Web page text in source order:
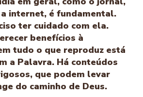
internet, é fundamental.
ter cuidado com ela.
benefícios à
tudo o que reproduz está
a Palavra. Há conteúdos
que podem levar
do caminho de Deus.